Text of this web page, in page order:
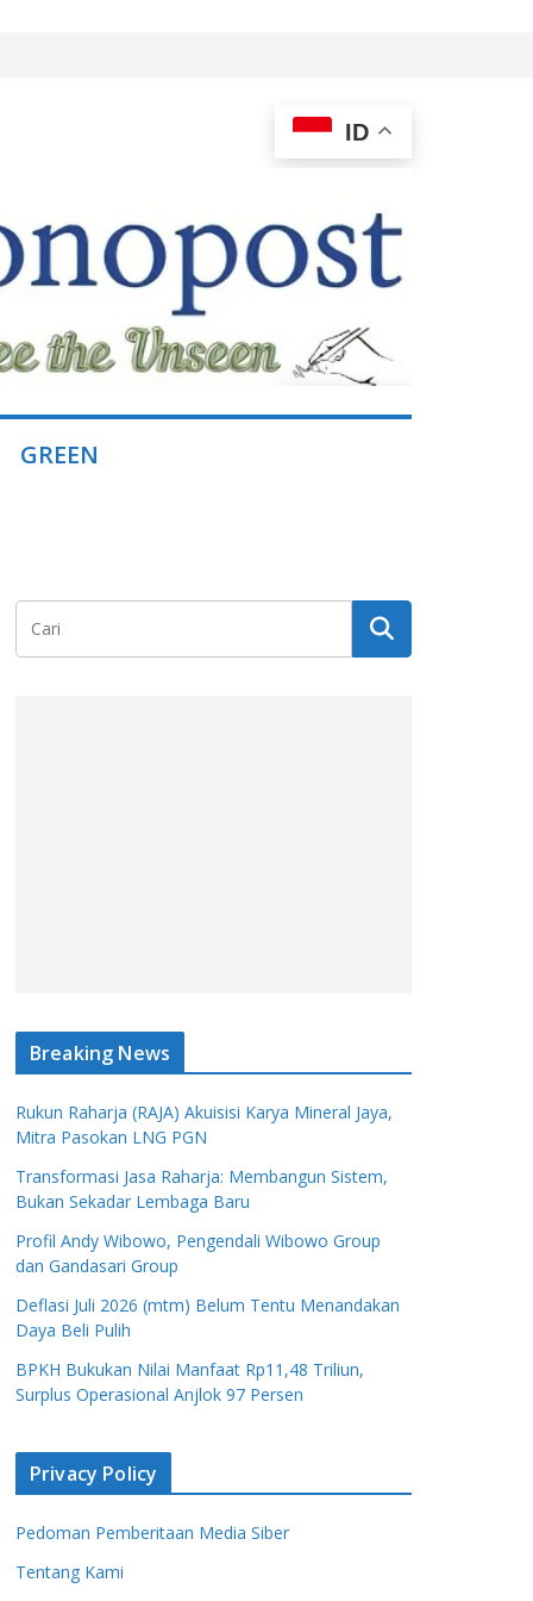
ID
GREEN
Breaking News
Rukun Raharja (RAJA) Akuisisi Karya Mineral Jaya,
Mitra Pasokan LNG PGN
Transformasi Jasa Raharja: Membangun Sistem,
Bukan Sekadar Lembaga Baru
Profil Andy Wibowo, Pengendali Wibowo Group
dan Gandasari Group
Deflasi Juli 2026 (mtm) Belum Tentu Menandakan
Daya Beli Pulih
BPKH Bukukan Nilai Manfaat Rp11,48 Triliun,
Surplus Operasional Anjlok 97 Persen
Privacy Policy
Pedoman Pemberitaan Media Siber
Tentang Kami